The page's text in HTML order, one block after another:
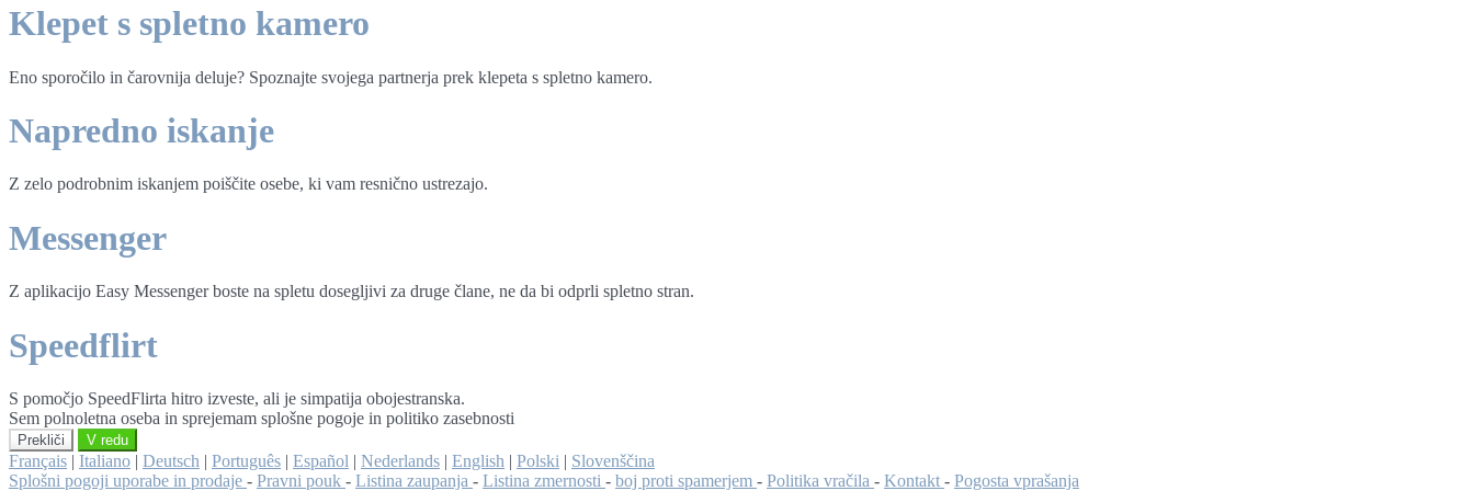
Klepet s spletno kamero
Eno sporočilo in čarovnija deluje? Spoznajte svojega partnerja prek klepeta s spletno kamero.
Napredno iskanje
Z zelo podrobnim iskanjem poiščite osebe, ki vam resnično ustrezajo.
Messenger
Z aplikacijo Easy Messenger boste na spletu dosegljivi za druge člane, ne da bi odprli spletno stran.
Speedflirt
S pomočjo SpeedFlirta hitro izveste, ali je simpatija obojestranska.
Sem polnoletna oseba in sprejemam splošne pogoje in politiko zasebnosti
Prekliči V redu
Français | Italiano | Deutsch | Português | Español | Nederlands | English | Polski | Slovenščina
Splošni pogoji uporabe in prodaje - Pravni pouk - Listina zaupanja - Listina zmernosti - boj proti spamerjem - Politika vračila - Kontakt - Pogosta vprašanja